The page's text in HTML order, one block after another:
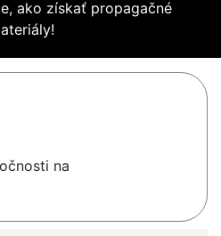
ako získať propagačné
na